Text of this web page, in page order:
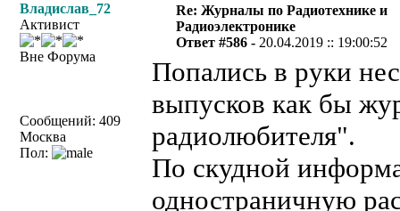
Владислав_72
Активист
Вне Форума
Сообщений: 409
Москва
Пол:
Re: Журналы по Радиотехнике и
Радиоэлектронике
Ответ #586 - 20.04.2019 :: 19:00:52
Попались в руки
выпусков как бы
радиолюбителя".
По скудной
одностраничную